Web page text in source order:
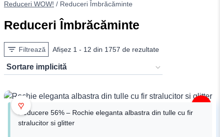
Reduceri WOW! / Reduceri Îmbrăcăminte
Reduceri Îmbrăcăminte
Filtrează Afișez 1 - 12 din 1757 de rezultate
♥
Reducere 56% – Rochie eleganta albastra din tulle cu fir
stralucitor si glitter